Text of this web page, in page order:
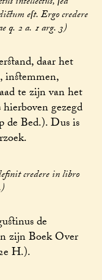
eſt. Ergo credere
q. 2 a. 1 arg. 3)
daar het
instemmen,
te zijn van het
gezegd
de Bed.). Dus is
credere in libro
de
zijn Boek Over
H.).